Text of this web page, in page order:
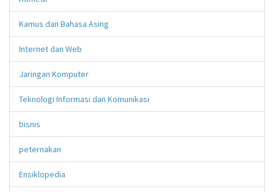
Kamus dan Bahasa Asing
Internet dan Web
Jaringan Komputer
Teknologi Informasi dan Komunikasi
bisnis
peternakan
Ensiklopedia